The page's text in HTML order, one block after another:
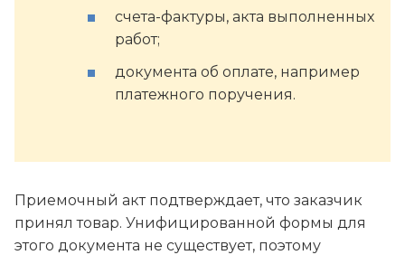
счета-фактуры, акта выполненных
работ;
документа об оплате, например
платежного поручения.
Приемочный акт подтверждает, что заказчик
принял товар. Унифицированной формы для
этого документа не существует, поэтому